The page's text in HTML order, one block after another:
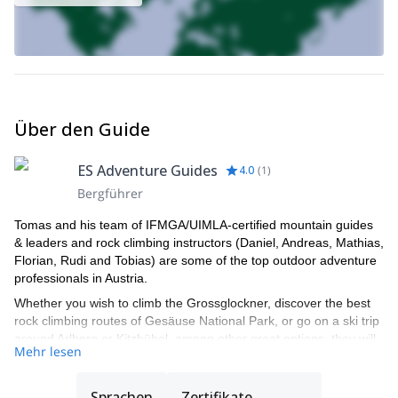
Über den Guide
ES Adventure Guides 4.0 (1)
Bergführer
Tomas and his team of IFMGA/UIMLA-certified mountain guides
& leaders and rock climbing instructors (Daniel, Andreas, Mathias,
Florian, Rudi and Tobias) are some of the top outdoor adventure
professionals in Austria.
Whether you wish to climb the Grossglockner, discover the best
rock climbing routes of Gesäuse National Park, or go on a ski trip
around Arlberg or Kitzbühel, among other great options, they will
be able to show you the top spots and the ropes to ensure you
Mehr lesen